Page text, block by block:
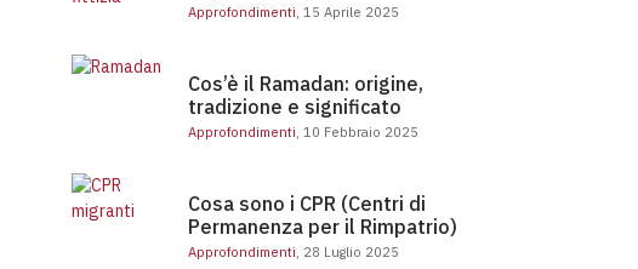
Approfondimenti, 15 Aprile 2025
Cos’è il Ramadan: origine,
tradizione e significato
Approfondimenti, 10 Febbraio 2025
Cosa sono i CPR (Centri di
Permanenza per il Rimpatrio)
Approfondimenti, 28 Luglio 2025